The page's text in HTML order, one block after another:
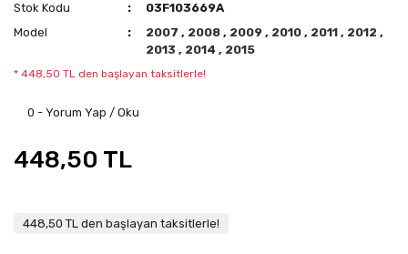
Stok Kodu
03F103669A
Model
2007, 2008, 2009, 2010, 2011, 2012,
2013, 2014, 2015
* 448,50 TL den başlayan taksitlerle!
0 - Yorum Yap / Oku
448,50 TL
448,50 TL den başlayan taksitlerle!